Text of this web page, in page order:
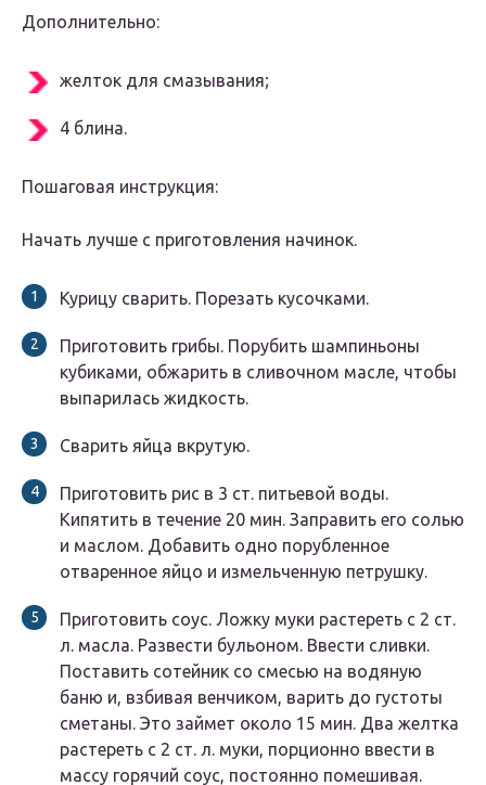
Дополнительно:
желток для смазывания;
4 блина.
Пошаговая инструкция:
Начать лучше с приготовления начинок.
Курицу сварить. Порезать кусочками.
Приготовить грибы. Порубить шампиньоны
кубиками, обжарить в сливочном масле, чтобы
выпарилась жидкость.
Сварить яйца вкрутую.
Приготовить рис в 3 ст. питьевой воды.
Кипятить в течение 20 мин. Заправить его солью
и маслом. Добавить одно порубленное
отваренное яйцо и измельченную петрушку.
Приготовить соус. Ложку муки растереть с 2 ст.
л. масла. Развести бульоном. Ввести сливки.
Поставить сотейник со смесью на водяную
баню и, взбивая венчиком, варить до густоты
сметаны. Это займет около 15 мин. Два желтка
растереть с 2 ст. л. муки, порционно ввести в
массу горячий соус, постоянно помешивая.